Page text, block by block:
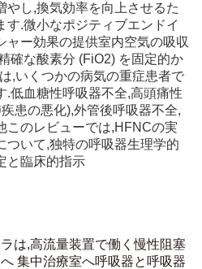
やし,換気効率を向上させるた
す.微小なポジティブエンドイ
ャー効果の提供室内空気の吸収
確な酸素分 (FiO2) を固定的か
,いくつかの病気の重症患者で
.低血糖性呼吸器不全,高頭痛性
患の悪化),外管後呼吸器不全,
このレビューでは,HFNCの実
ついて,独特の呼吸器生理学的
と臨床的指示
は,高流量装置で働く慢性阻塞
集中治療室へ呼吸器と呼吸器